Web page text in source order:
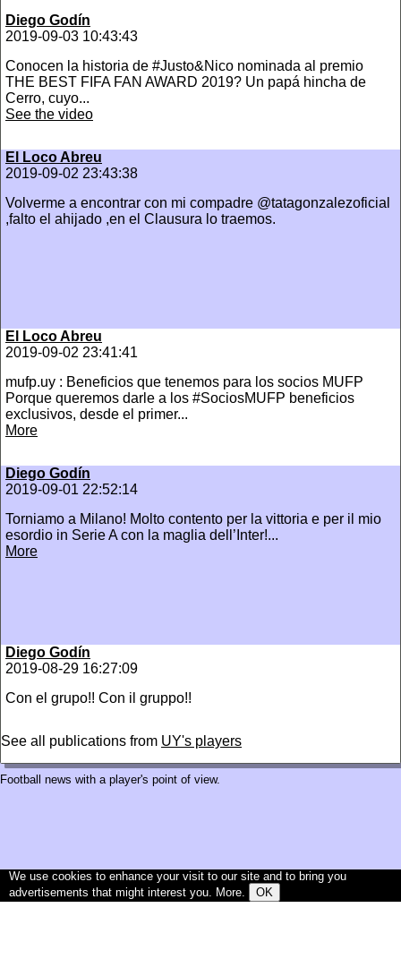
Diego Godín
2019-09-03 10:43:43
Conocen la historia de #Justo&Nico nominada al premio
THE BEST FIFA FAN AWARD 2019? Un papá hincha de
Cerro, cuyo...
See the video
El Loco Abreu
2019-09-02 23:43:38
Volverme a encontrar con mi compadre @tatagonzalezoficial
,falto el ahijado ,en el Clausura lo traemos.
El Loco Abreu
2019-09-02 23:41:41
mufp.uy : Beneficios que tenemos para los socios MUFP
Porque queremos darle a los #SociosMUFP beneficios
exclusivos, desde el primer...
More
Diego Godín
2019-09-01 22:52:14
Torniamo a Milano! Molto contento per la vittoria e per il mio
esordio in Serie A con la maglia dell’Inter!...
More
Diego Godín
2019-08-29 16:27:09
Con el grupo!! Con il gruppo!!
See all publications from UY's players
Football news with a player's point of view.
We use cookies to enhance your visit to our site and to bring you
advertisements that might interest you. More. OK